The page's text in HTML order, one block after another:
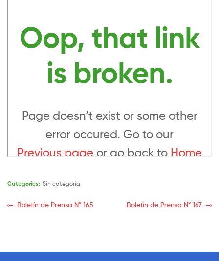
Categories: Sin categoría
Boletín de Prensa N° 165 Boletín de Prensa N° 167